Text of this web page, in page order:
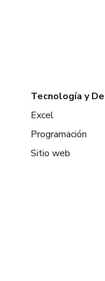
Tecnología y
Excel
Programación
Sitio web